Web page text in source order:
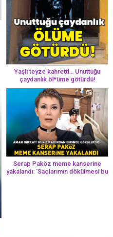
Yaşlı teyze kahretti… Unuttuğu
çaydanlık öl*üme götürdü!
Serap Paköz meme kanserine
yakalandı: ‘Saçlarımın dökülmesi bu